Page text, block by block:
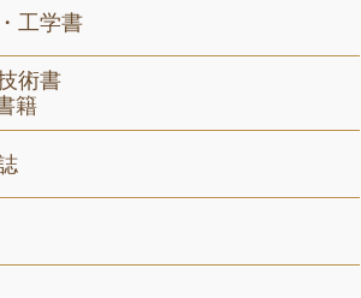
工学書
術書
籍